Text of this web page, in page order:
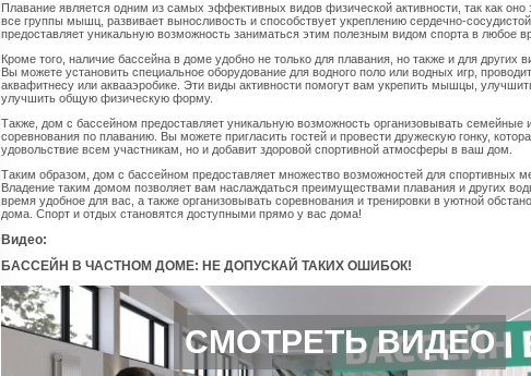
Плавание является одним из самых эффективных видов физической активности, так как оно
все группы мышц, развивает выносливость и способствует укреплению сердечно-
предоставляет уникальную возможность заниматься этим полезным видом спорта в любое
Кроме того, наличие бассейна в доме удобно не только для плавания, но также и для других
Вы можете установить специальное оборудование для водного поло или водных игр,
аквафитнесу или аквааэробике. Эти виды активности помогут вам укрепить мышцы,
улучшить общую физическую форму.
Также, дом с бассейном предоставляет уникальную возможность организовывать семейные
соревнования по плаванию. Вы можете пригласить гостей и провести дружескую гонку,
удовольствие всем участникам, но и добавит здоровой спортивной атмосферы в ваш дом.
Таким образом, дом с бассейном предоставляет множество возможностей для спортивных
Владение таким домом позволяет вам наслаждаться преимуществами плавания и других
время удобное для вас, а также организовывать соревнования и тренировки в уютной
дома. Спорт и отдых становятся доступными прямо у вас дома!
Видео:
БАССЕЙН В ЧАСТНОМ ДОМЕ: НЕ ДОПУСКАЙ ТАКИХ ОШИБОК!
СМОТРЕТЬ ВИДЕО